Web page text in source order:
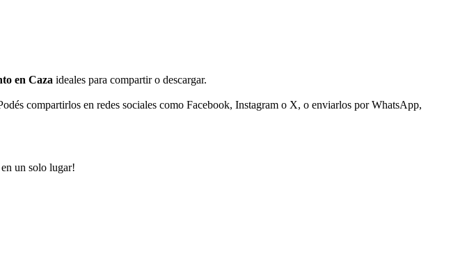
en Caza ideales para compartir o descargar.
compartirlos en redes sociales como Facebook, Instagram o X, o enviarlos por WhatsApp,
en un solo lugar!